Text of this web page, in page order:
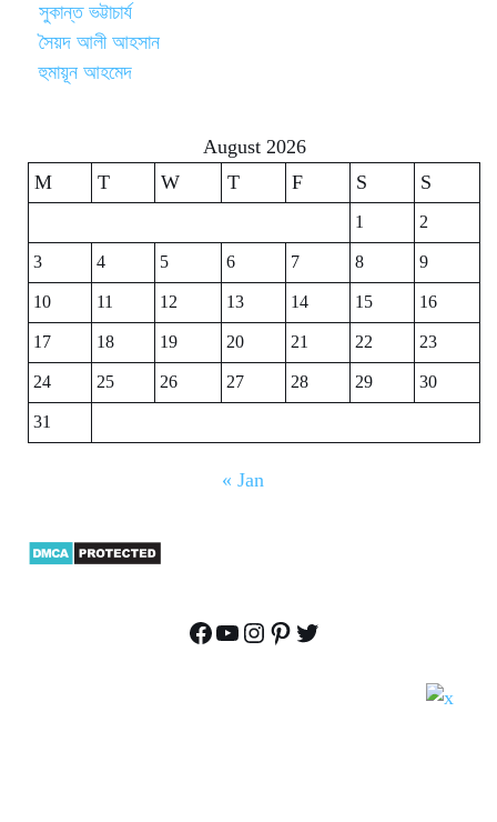
সুকান্ত ভট্টাচার্য
সৈয়দ আলী আহসান
হুমায়ূন আহমেদ
August 2026
M
T W T F S S
1
2
3
4 5 6 7 8
9
10
11 12 13 14 15
16
17
18 19 20 21 22
23
24
25 26 27 28 29
30
31
« Jan